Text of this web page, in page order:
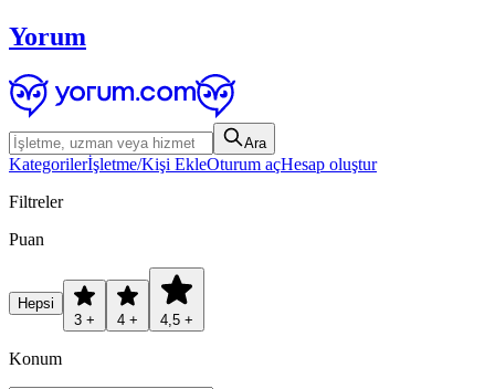
Yorum
Ara
Kategorilerİşletme/Kişi EkleOturum açHesap oluştur
Filtreler
Puan
Hepsi
3 +
4 + 4,5 +
Konum